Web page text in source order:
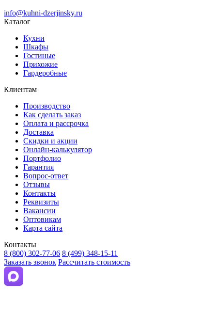
info@kuhni-dzerjinsky.ru
Каталог
Кухни
Шкафы
Гостиные
Прихожие
Гардеробные
Клиентам
Производство
Как сделать заказ
Оплата и рассрочка
Доставка
Скидки и акции
Онлайн-калькулятор
Портфолио
Гарантия
Вопрос-ответ
Отзывы
Контакты
Реквизиты
Вакансии
Оптовикам
Карта сайта
Контакты
8 (800) 302-77-06 8 (499) 348-15-11
Заказать звонок Рассчитать стоимость